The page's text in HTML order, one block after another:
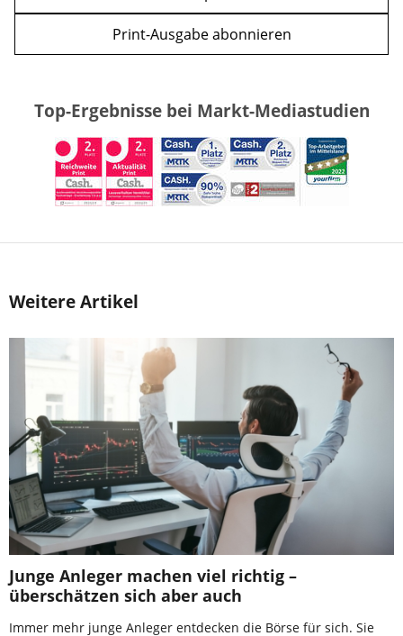
Print-Ausgabe abonnieren
Top-Ergebnisse bei Markt-Mediastudien
Weitere Artikel
Junge Anleger machen viel richtig –
überschätzen sich aber auch
Immer mehr junge Anleger entdecken die Börse für sich. Sie